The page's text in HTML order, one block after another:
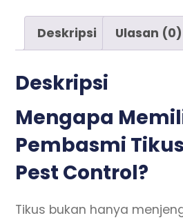
Deskripsi Ulasan (0)
Deskripsi
Mengapa
Pembasmi
Pest Control?
Tikus bukan hanya